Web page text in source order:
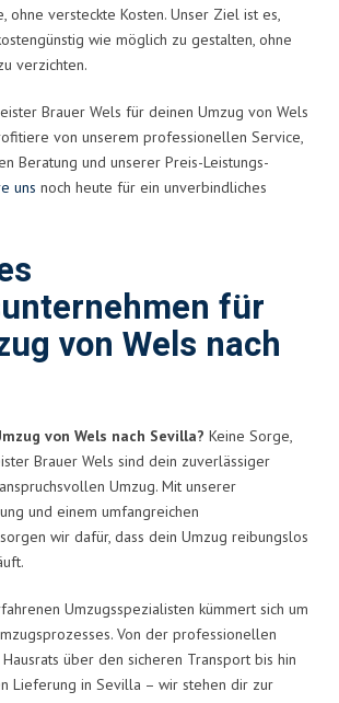
ohne versteckte Kosten. Unser Ziel ist es,
wie möglich zu gestalten, ohne
verzichten.
Brauer Wels für deinen Umzug von Wels
von unserem professionellen Service,
Beratung und unserer Preis-Leistungs-
uns noch heute für ein unverbindliches
für
von Wels nach
von Wels nach Sevilla? Keine Sorge,
Brauer Wels sind dein zuverlässiger
Umzug. Mit unserer
und einem umfangreichen
wir dafür, dass dein Umzug reibungslos
Umzugsspezialisten kümmert sich um
Von der professionellen
über den sicheren Transport bis hin
Lieferung in Sevilla – wir stehen dir zur